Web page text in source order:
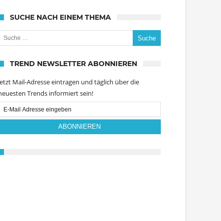
SUCHE NACH EINEM THEMA
nach:
TREND NEWSLETTER ABONNIEREN
Mail-Adresse eintragen und täglich über die
Trends informiert sein!
ABONNIEREN